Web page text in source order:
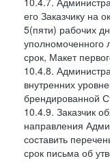
его Заказчику на
5(пяти) рабочих
уполномоченного
срок, Макет
10.4.8.
внутренних
брендированной
10.4.9. Заказчик
направления
составить
срок письма об